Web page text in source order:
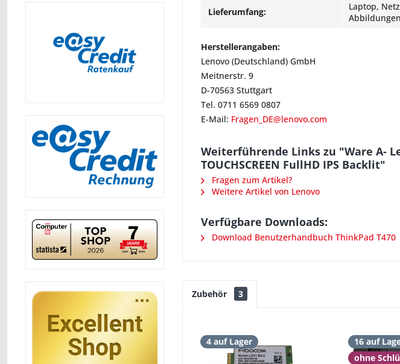
Lieferumfang:
Laptop,
Herstellerangaben:
Lenovo (Deutschland) GmbH
Meitnerstr. 9
D-70563 Stuttgart
Tel. 0711 6569 0807
E-Mail: Fragen_DE@lenovo.com
Weiterführende Links zu "Ware A-
TOUCHSCREEN FullHD IPS Backlit"
Fragen zum Artikel?
Weitere Artikel von Lenovo
Verfügbare Downloads:
Download Benutzerhandbuch ThinkPad T470
Zubehör 3
4 auf Lager
16 auf
ohne